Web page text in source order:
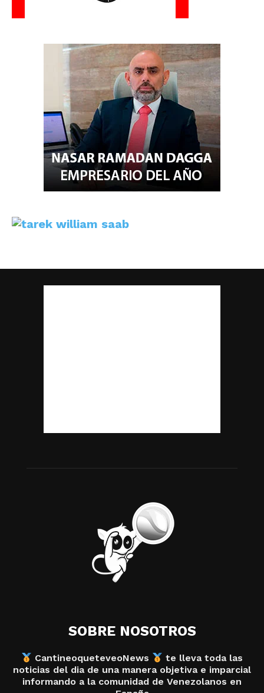
SOBRE NOSOTROS
CantineoqueteveoNews
te lleva toda las
noticias del dia de una manera objetiva e imparcial
informando a la comunidad de Venezolanos en